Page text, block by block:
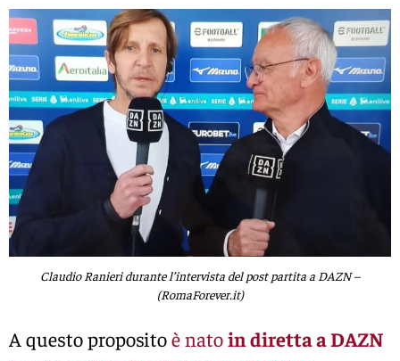
Claudio Ranieri durante l’intervista del post partita a DAZN –
(RomaForever.it)
A questo propositoè natoin diretta a DAZN